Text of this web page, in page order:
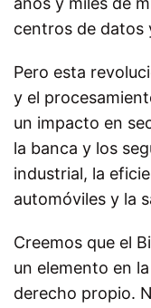
centros de datos
Pero esta
y el
un impacto en
la banca y los
industrial, la
automóviles y la
Creemos que el
un elemento en
derecho propio.